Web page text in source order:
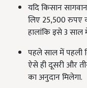
यदि किसान
लिए25,500रुपए
हालांकि इसे3साल
पहले साल में
ऐसे ही दूसरी और
का अनुदान मिलेगा.